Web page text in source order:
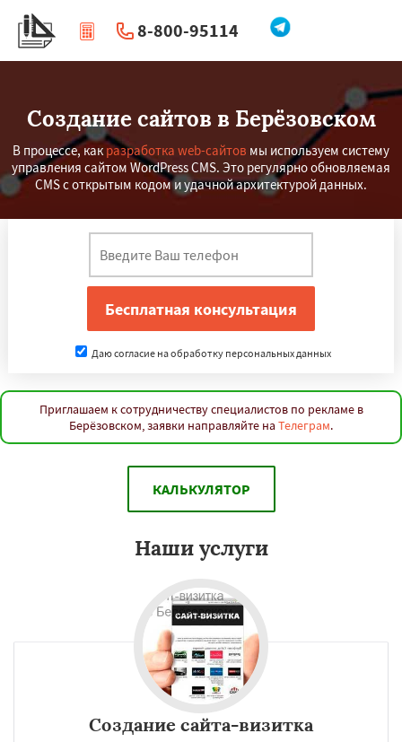
8-800-95114
| Перезвоните мне
Создание сайтов в Берёзовском
В процессе, как разработка web-сайтов мы используем систему
управления сайтом WordPress CMS. Это регулярно обновляемая
CMS с открытым кодом и удачной архитектурой данных.
Даю согласие на обработку персональных данных
Приглашаем к сотрудничеству специалистов по рекламе в
Берёзовском, заявки направляйте на Телеграм.
КАЛЬКУЛЯТОР
Наши услуги
Создание сайта-визитка